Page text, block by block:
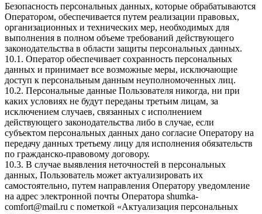
Безопасность персональных данных, которые обрабатываются
Оператором, обеспечивается путем реализации правовых,
организационных и технических мер, необходимых для
выполнения в полном объеме требований действующего
законодательства в области защиты персональных данных.
10.1. Оператор обеспечивает сохранность персональных
данных и принимает все возможные меры, исключающие
доступ к персональным данным неуполномоченных лиц.
10.2. Персональные данные Пользователя никогда, ни при
каких условиях не будут переданы третьим лицам, за
исключением случаев, связанных с исполнением
действующего законодательства либо в случае, если
субъектом персональных данных дано согласие Оператору на
передачу данных третьему лицу для исполнения обязательств
по гражданско-правовому договору.
10.3. В случае выявления неточностей в персональных
данных, Пользователь может актуализировать их
самостоятельно, путем направления Оператору уведомление
на адрес электронной почты Оператора shumka-
comfort@mail.ru с пометкой «Актуализация персональных